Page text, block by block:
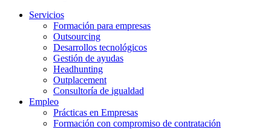
Servicios
Formación para empresas
Outsourcing
Desarrollos tecnológicos
Gestión de ayudas
Headhunting
Outplacement
Consultoría de igualdad
Empleo
Prácticas en Empresas
Formación con compromiso de contratación